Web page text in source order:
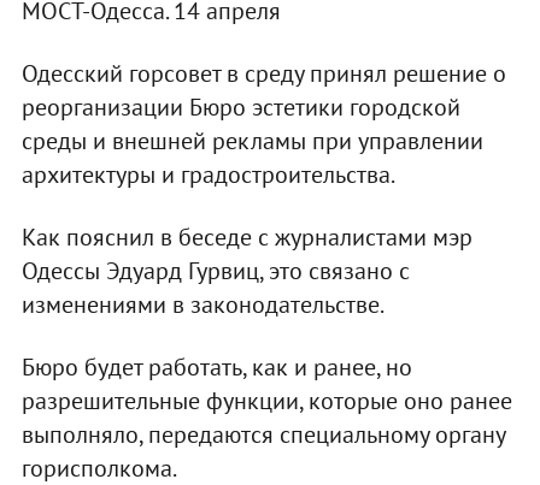
МОСТ-Одесса. 14 апреля
Одесский горсовет в среду принял решение о
реорганизации Бюро эстетики городской
среды и внешней рекламы при управлении
архитектуры и градостроительства.
Как пояснил в беседе с журналистами мэр
Одессы Эдуард Гурвиц, это связано с
изменениями в законодательстве.
Бюро будет работать, как и ранее, но
разрешительные функции, которые оно ранее
выполняло, передаются специальному органу
горисполкома.